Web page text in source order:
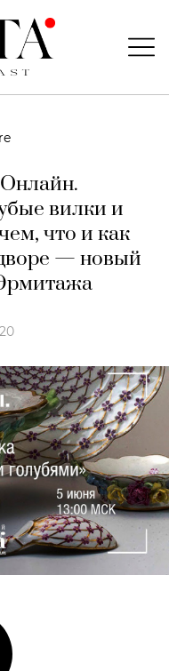
вилки и
что и как
— новый